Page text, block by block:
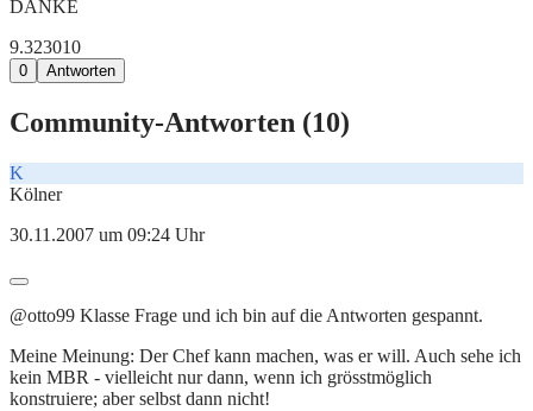
DANKE
9.323010
0 Antworten
Community-Antworten (10)
K
Kölner
30.11.2007 um 09:24 Uhr
@otto99 Klasse Frage und ich bin auf die Antworten gespannt.
Meine Meinung: Der Chef kann machen, was er will. Auch sehe ich
kein MBR - vielleicht nur dann, wenn ich grösstmöglich
konstruiere; aber selbst dann nicht!